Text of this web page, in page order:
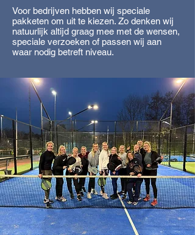
Voor bedrijven hebben wij speciale
pakketen om uit te kiezen. Zo denken wij
natuurlijk altijd graag mee met de wensen,
speciale verzoeken of passen wij aan
waar nodig betreft niveau.